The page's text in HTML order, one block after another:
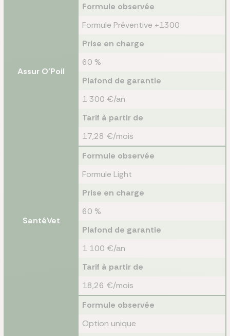
Assur O'Poil
Formule observée
Formule Préventive +1300
Prise en charge
60 %
Plafond de garantie
1 300 €/an
Tarif à partir de
17,28 €/mois
SantéVet
Formule observée
Formule Light
Prise en charge
60 %
Plafond de garantie
1 100 €/an
Tarif à partir de
18,26 €/mois
Formule observée
Option unique